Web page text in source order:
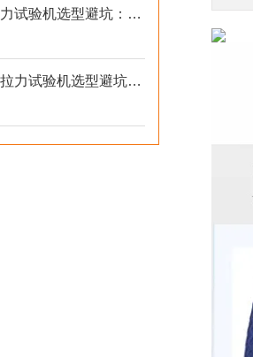
2026年高低温拉力试验机选型避坑：别让步进低配毁了检测数据
2026年电脑双柱拉力试验机选型避坑：别让步进低配毁了检测数据